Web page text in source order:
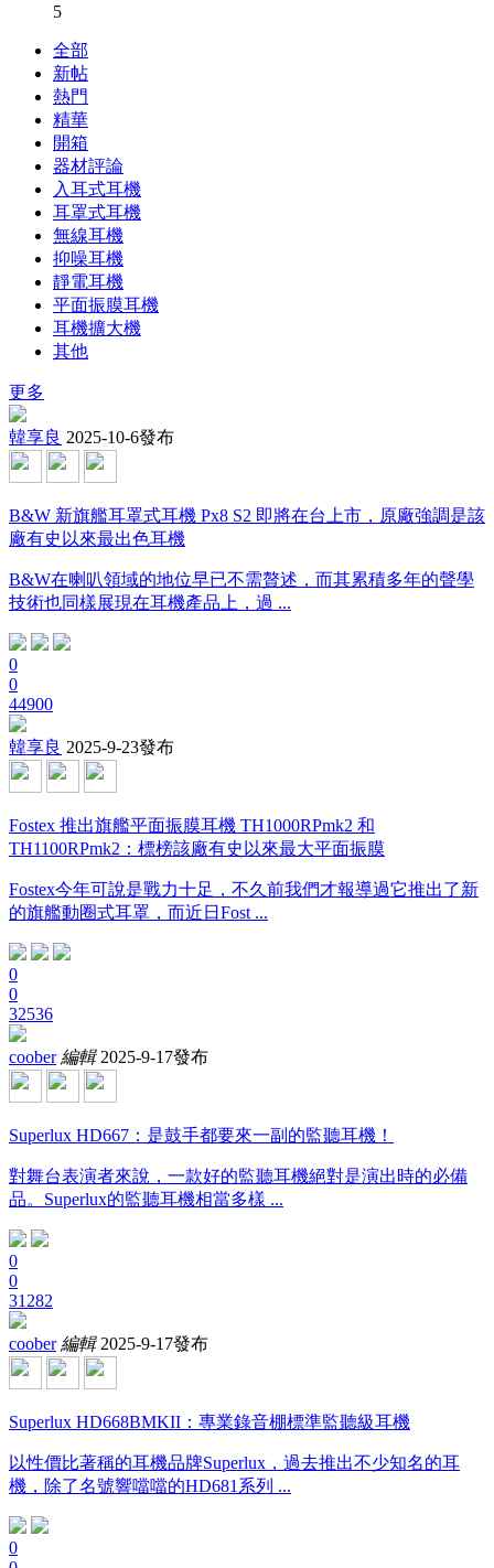
5
全部
新帖
熱門
精華
開箱
器材評論
入耳式耳機
耳罩式耳機
無線耳機
抑噪耳機
靜電耳機
平面振膜耳機
耳機擴大機
其他
更多
韓享良 2025-10-6發布
B&W 新旗艦耳罩式耳機 Px8 S2 即將在台上市，原廠強調是該
廠有史以來最出色耳機
B&W在喇叭領域的地位早已不需贅述，而其累積多年的聲學
技術也同樣展現在耳機產品上，過 ...
0
0
44900
韓享良 2025-9-23發布
Fostex 推出旗艦平面振膜耳機 TH1000RPmk2 和
TH1100RPmk2：標榜該廠有史以來最大平面振膜
Fostex今年可說是戰力十足，不久前我們才報導過它推出了新
的旗艦動圈式耳罩，而近日Fost ...
0
0
32536
coober 編輯 2025-9-17發布
Superlux HD667：是鼓手都要來一副的監聽耳機！
對舞台表演者來說，一款好的監聽耳機絕對是演出時的必備
品。Superlux的監聽耳機相當多樣 ...
0
0
31282
coober 編輯 2025-9-17發布
Superlux HD668BMKII：專業錄音棚標準監聽級耳機
以性價比著稱的耳機品牌Superlux，過去推出不少知名的耳
機，除了名號響噹噹的HD681系列 ...
0